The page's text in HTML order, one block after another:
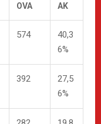
OVA
AK
574
40,3
6%
392
27,5
6%